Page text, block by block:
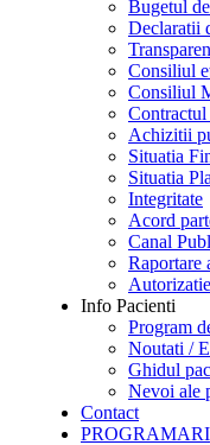
Bugetul
Declaratii
Consiliul
Consiliul
Achizitii
Situatia
Situatia
Integritate
Acord
Canal
Raportare
Info Pacienti
Program
Noutati /
Ghidul
Nevoi ale
Contact
PROGRAMARI